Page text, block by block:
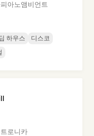
아노앰비언트
하우스
디스코
로니카